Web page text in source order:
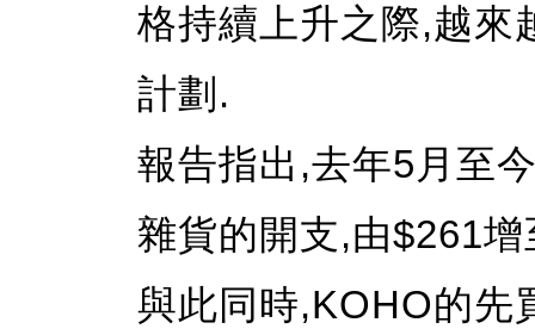
格持續上升之際,越來
計劃.
報告指出,去年5月至
雜貨的開支,由$261
與此同時,KOHO的先